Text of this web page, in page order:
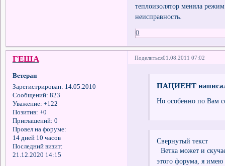
теплоизолятор меняла
неисправность.
0
Поделиться01.08.2011 07:02
ГЕША
Ветеран
Зарегистрирован: 14.05.2010
Сообщений: 823
Уважение: +122
Позитив: +0
Приглашений: 0
Провел на форуме:
14 дней 10 часов
Последний визит:
21.12.2020 14:15
ПАЦИЕНТ
Но особенно по Вам
Свернутый текст
Ветка может и
этого форума, я имею